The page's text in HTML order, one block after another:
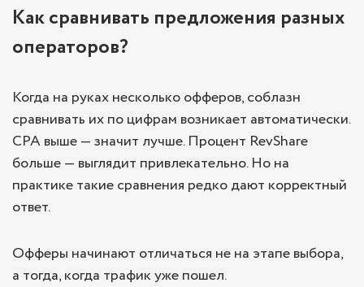
Как сравнивать предложения разных
операторов?
Когда на руках несколько офферов, соблазн
сравнивать их по цифрам возникает автоматически.
CPA выше — значит лучше. Процент RevShare
больше — выглядит привлекательно. Но на
практике такие сравнения редко дают корректный
ответ.
Офферы начинают отличаться не на этапе выбора,
а тогда, когда трафик уже пошел.